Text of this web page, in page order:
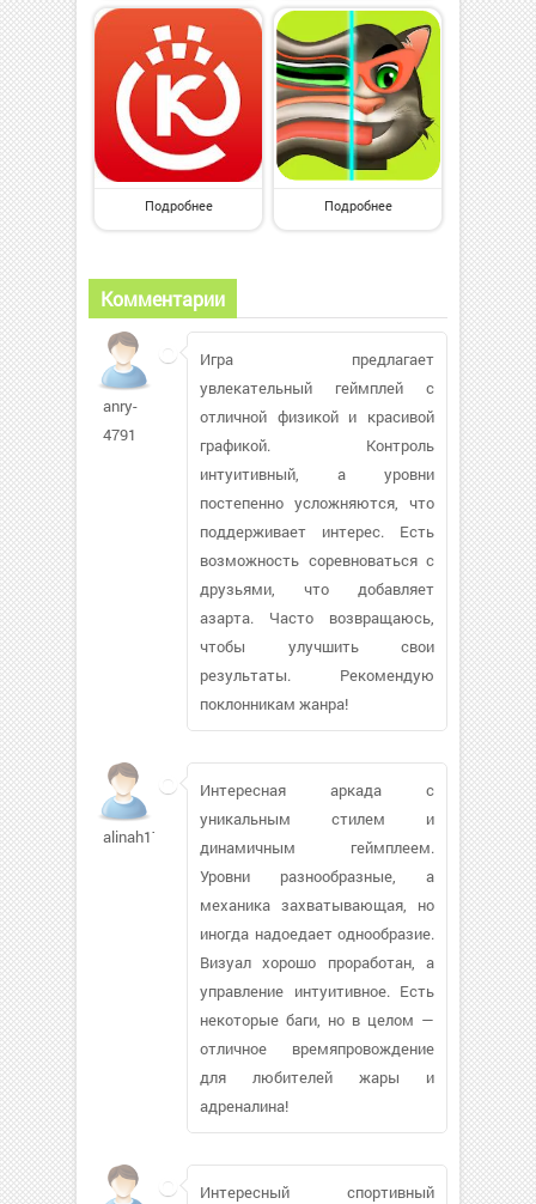
Подробнее Подробнее
Комментарии
anry-
4791
Игра предлагает
увлекательный геймплей с
отличной физикой и красивой
графикой. Контроль
интуитивный, а уровни
постепенно усложняются, что
поддерживает интерес. Есть
возможность соревноваться с
друзьями, что добавляет
азарта. Часто возвращаюсь,
чтобы улучшить свои
результаты. Рекомендую
поклонникам жанра!
alinah1776
Интересная аркада с
уникальным стилем и
динамичным геймплеем.
Уровни разнообразные, а
механика захватывающая, но
иногда надоедает однообразие.
Визуал хорошо проработан, а
управление интуитивное. Есть
некоторые баги, но в целом —
отличное времяпровождение
для любителей жары и
адреналина!
Интересный спортивный